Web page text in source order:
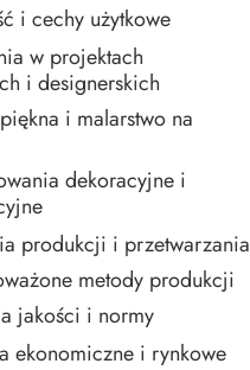
i cechy użytkowe
w projektach
i designerskich
i malarstwo na
dekoracyjne i
produkcji i przetwarzania
metody produkcji
jakości i normy
ekonomiczne i rynkowe